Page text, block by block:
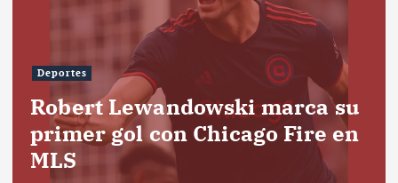
Deportes
Robert Lewandowski marca su
primer gol con Chicago Fire en
MLS